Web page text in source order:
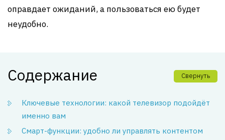
оправдает ожиданий, а пользоваться ею будет
неудобно.
Содержание Свернуть
Ключевые технологии: какой телевизор подойдёт
именно вам
Смарт-функции: удобно ли управлять контентом